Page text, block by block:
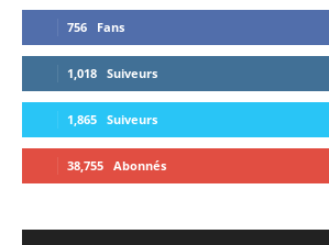
756 Fans
1,018 Suiveurs
1,865 Suiveurs
38,755 Abonnés